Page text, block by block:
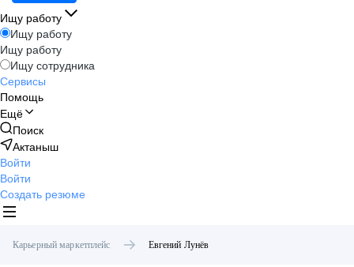
Ищу работу
Ищу работу
Ищу работу
Ищу сотрудника
Сервисы
Помощь
Ещё
Поиск
Актаныш
Войти
Войти
Создать резюме
Карьерный маркетплейс Евгений Лунёв